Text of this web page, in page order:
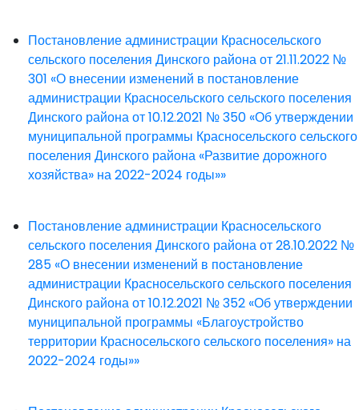
Постановление администрации Красносельского
сельского поселения Динского района от 21.11.2022 №
301 «О внесении изменений в постановление
администрации Красносельского сельского поселения
Динского района от 10.12.2021 № 350 «Об утверждении
муниципальной программы Красносельского сельского
поселения Динского района «Развитие дорожного
хозяйства» на 2022-2024 годы»»
Постановление администрации Красносельского
сельского поселения Динского района от 28.10.2022 №
285 «О внесении изменений в постановление
администрации Красносельского сельского поселения
Динского района от 10.12.2021 № 352 «Об утверждении
муниципальной программы «Благоустройство
территории Красносельского сельского поселения» на
2022-2024 годы»»